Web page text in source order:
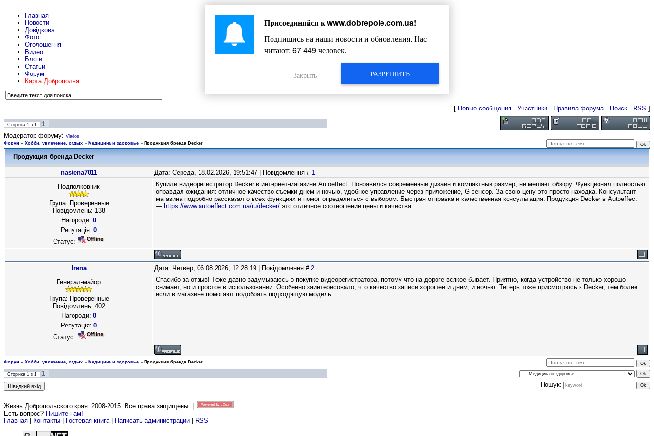
Главная
Новости
Довідкова
Фото
Оголошення
Видео
Блоги
Статьи
Форум
Карта Доброполья
Жизнь Добропольского края
[ Новые сообщения · Участники · Правила форума· Поиск · RSS ]
Сторінка 1 з 1
1
Модератор форуму: Vlados
Форум » Хобби, увлечение, отдых » Медицина и здоровье » Продукция бренда Decker
Продукция бренда Decker
nastena7011 Дата: Середа, 18.02.2026, 19:51:47 | Повідомлення # 1
Подполковник
Група: Проверенные
Повідомлень: 138
Нагороди: 0
Репутація: 0
Статус:
Купили видеорегистратор Decker в интернет-магазине Autoeffect. Понравился современный дизайн и компактный размер, не мешает обзору. Функционал полностью
оправдал ожидания: отличное качество съемки днем и ночью, удобное управление через приложение, G-сенсор. За свою цену это просто находка. Консультант
магазина подробно рассказал о всех функциях и помог определиться с выбором. Быстрая отправка и качественная консультация. Продукция Decker в Autoeffect
— https://www.autoeffect.com.ua/ru/decker/ это отличное соотношение цены и качества.
Irena Дата: Четвер, 06.08.2026, 12:28:19 | Повідомлення # 2
Генерал-майор
Група: Проверенные
Повідомлень: 402
Нагороди: 0
Репутація: 0
Статус:
Спасибо за отзыв! Тоже давно задумываюсь о покупке видеорегистратора, потому что на дороге всякое бывает. Приятно, когда устройство не только хорошо
снимает, но и простое в использовании. Особенно заинтересовало, что качество записи хорошее и днем, и ночью. Теперь тоже присмотрюсь к Decker, тем более
если в магазине помогают подобрать подходящую модель.
Форум » Хобби, увлечение, отдых » Медицина и здоровье » Продукция бренда Decker
Сторінка 1 з 1
1
Пошук:
Жизнь Добропольского края: 2008-2015. Все права защищены. |
Есть вопрос? Пишите нам!
Главная
Контакты Гостевая книга| Написать администрации RSS
Присоединяйся кwww.dobrepole.com.ua!
Подпишись на наши новости и обновления. Нас
читают: 67 449человек.
РАЗРЕШИТЬ
Закрыть